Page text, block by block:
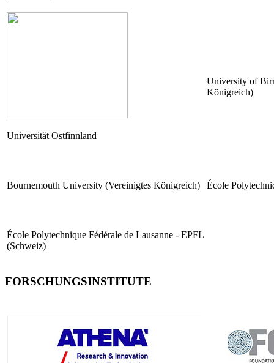
Universität Ostfinnland
University of
Königreich)
Bournemouth University (Vereinigtes Königreich) École
École Polytechnique Fédérale de Lausanne - EPFL
(Schweiz)
FORSCHUNGSINSTITUTE